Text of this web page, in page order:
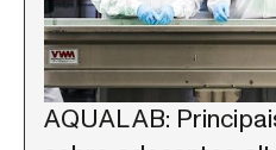
AQUALAB: